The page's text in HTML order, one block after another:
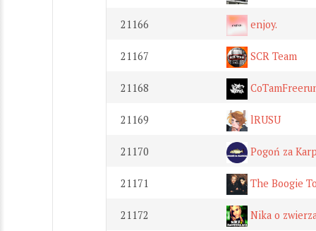
21166 enjoy.
21167 SCR Team
21168
21169 lRUSU
21170 Pogoń za
21171 The Boogie
21172 Nika o